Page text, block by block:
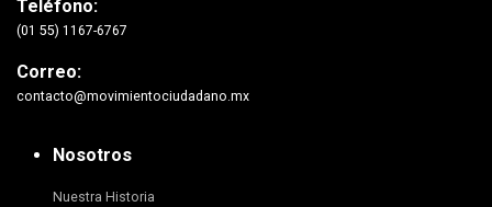
Teléfono:
(01 55) 1167-6767
Correo:
contacto@movimientociudadano.mx
Nosotros
Nuestra Historia